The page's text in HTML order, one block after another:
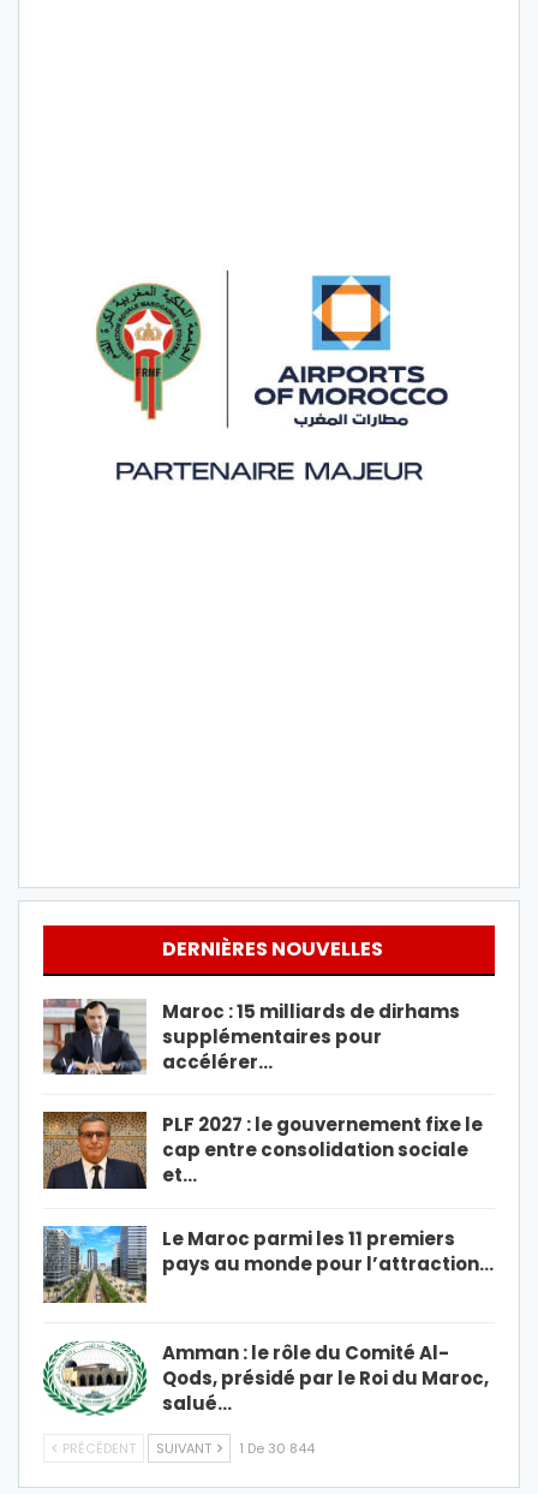
DERNIÈRES NOUVELLES
Maroc : 15 milliards de dirhams
supplémentaires pour
accélérer…
PLF 2027 : le gouvernement fixe le
cap entre consolidation sociale
et…
Le Maroc parmi les 11 premiers
pays au monde pour l’attraction…
Amman : le rôle du Comité Al-
Qods, présidé par le Roi du Maroc,
salué…
PRÉCÉDENT SUIVANT 1 De 30 844